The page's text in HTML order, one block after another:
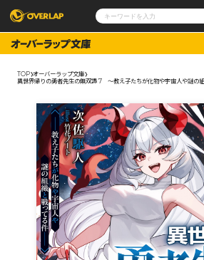
コミックガルド
コミッククリエ
LiQulle
ノベルス
ノベルス
コミックエッセイ
ポケットモンスター
アニメ
ゲーム
オーバ
企業
会社概要
採用情報
アクセス
オーバーラップホールディングス
お問い
オーバーラップ文庫
オーバーラップノベルス
TOP オーバーラップ文庫
異世界帰りの勇者先生の無双譚 7 ～教え子たちが化物や宇宙人や謎の